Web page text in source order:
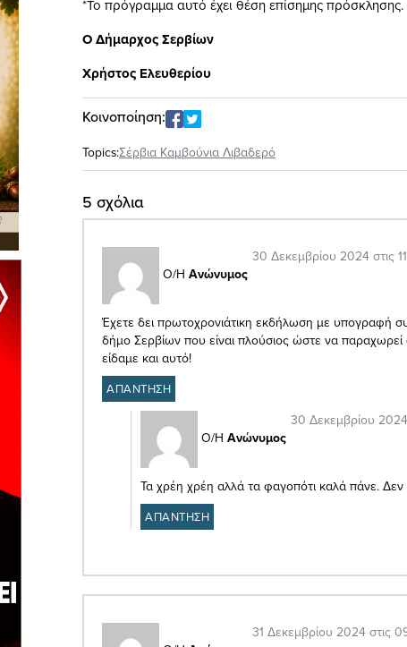
*Το πρόγραμμα αυτό έχει θέση επίσημης πρόσκλησης.
Ο Δήμαρχος Σερβίων
Χρήστος Ελευθερίου
Κοινοποίηση:
Topics:Σέρβια Καμβούνια Λιβαδερό
5 σχόλια
Ο/Η Ανώνυμος
30 Δεκεμβρίου 2024 στις
Έχετε δει πρωτοχρονιάτικη εκδήλωση με υπογραφή
δήμο Σερβίων που είναι πλούσιος ώστε να
είδαμε και αυτό!
ΑΠΑΝΤΗΣΗ
Ο/Η Ανώνυμος
30 Δεκεμβρίου 2024
Τα χρέη χρέη αλλά τα φαγοπότι καλά πάνε. Δεν
ΑΠΑΝΤΗΣΗ
31 Δεκεμβρίου 2024 στις